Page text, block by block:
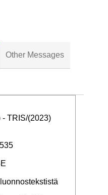
Other Messages
- TRIS/(2023)